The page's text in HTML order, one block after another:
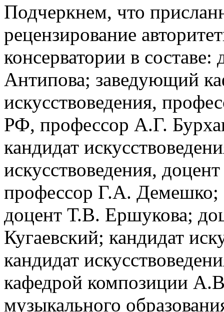
Подчеркнем, что
рецензирование
консерватории в
Антипова; заведующий
искусствоведения,
РФ, профессор А.Г.
кандидат
искусствоведения,
профессор Г.А. Демешко;
доцент Т.В. Ершукова;
Кугаевский; кандидат
кандидат
кафедрой композиции
музыкального